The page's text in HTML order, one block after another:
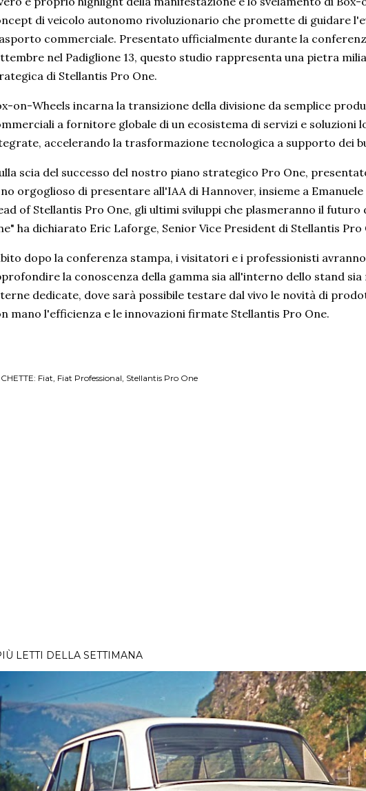
di veicolo autonomo rivoluzionario che promette di guidare
commerciale. Presentato ufficialmente durante la
nel Padiglione 13, questo studio rappresenta una pietra
di Stellantis Pro One.
on-Wheels incarna la transizione della divisione da semplice
a fornitore globale di un ecosistema di servizi e soluzioni
accelerando la trasformazione tecnologica a supporto dei
scia del successo del nostro piano strategico Pro One,
orgoglioso di presentare all'IAA di Hannover, insieme a Emanuele
of Stellantis Pro One, gli ultimi sviluppi che plasmeranno il futuro
ha dichiarato Eric Laforge, Senior Vice President di Stellantis Pro
dopo la conferenza stampa, i visitatori e i professionisti
la conoscenza della gamma sia all'interno dello stand sia
dedicate, dove sarà possibile testare dal vivo le novità di
mano l'efficienza e le innovazioni firmate Stellantis Pro One.
Fiat Fiat Professional Stellantis Pro One
LETTI DELLA SETTIMANA